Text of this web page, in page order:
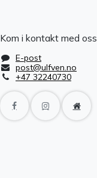
Kom i kontakt med oss
E-post
post@ulfven.no
+47 32240730